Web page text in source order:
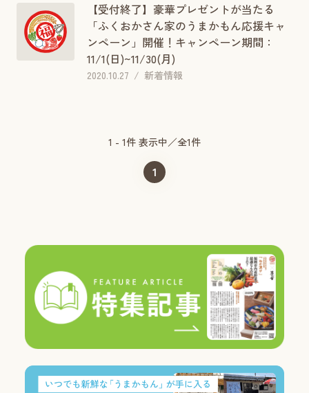
【受付終了】豪華プレゼントが当たる
「ふくおかさん家のうまかもん応援キャ
ンペーン」開催！キャンペーン期間：
11/1(日)~11/30(月)
2020.10.27 新着情報
1 - 1件 表示中／全1件
1